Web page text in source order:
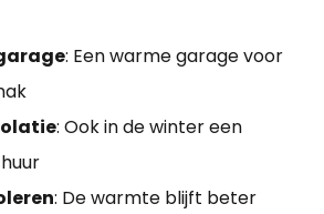
: Een warme garage voor
: Ook in de winter een
: De warmte blijft beter